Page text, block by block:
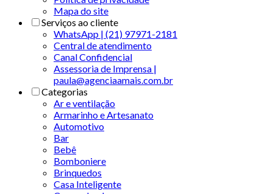
Mapa do site
Serviços ao cliente
WhatsApp | (21) 97971-2181
Central de atendimento
Canal Confidencial
Assessoria de Imprensa |
paula@agenciaamais.com.br
Categorias
Ar e ventilação
Armarinho e Artesanato
Automotivo
Bar
Bebê
Bomboniere
Brinquedos
Casa Inteligente